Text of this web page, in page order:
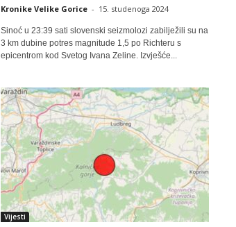
Kronike Velike Gorice - 15. studenoga 2024
Sinoć u 23:39 sati slovenski seizmolozi zabilježili su na
3 km dubine potres magnitude 1,5 po Richteru s
epicentrom kod Svetog Ivana Zeline. Izvješće...
Vijesti